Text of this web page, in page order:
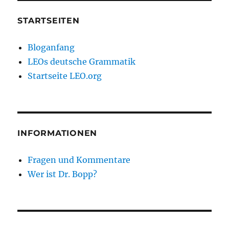
STARTSEITEN
Bloganfang
LEOs deutsche Grammatik
Startseite LEO.org
INFORMATIONEN
Fragen und Kommentare
Wer ist Dr. Bopp?